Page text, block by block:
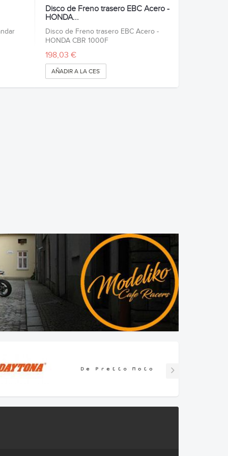
Disco de Freno trasero EBC Acero -
HONDA...
Disco de Freno trasero EBC Acero -
HONDA CBR 1000F
198,03 €
AÑADIR A LA CESTA